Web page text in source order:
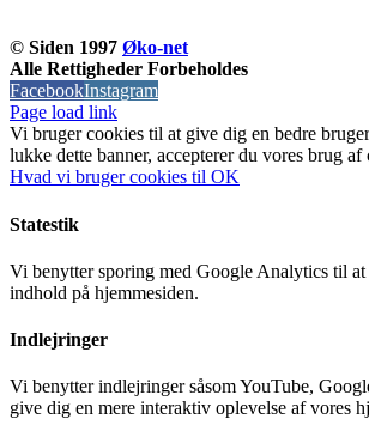
© Siden 1997 Øko-net
Alle Rettigheder Forbeholdes
FacebookInstagram
Page load link
Vi bruger cookies til at give dig en bedre
lukke dette banner, accepterer du vores brug af
Hvad vi bruger cookies til OK
Statestik
Vi benytter sporing med Google Analytics til at
indhold på hjemmesiden.
Indlejringer
Vi benytter indlejringer såsom YouTube,
give dig en mere interaktiv oplevelse af vores